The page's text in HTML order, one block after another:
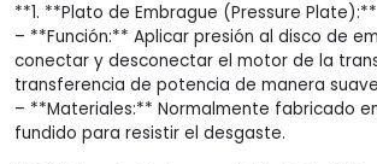
**1. **Plato de Embrague (Pressure Plate):**
– **Función:** Aplicar presión al disco de
conectar y desconectar el motor de la
transferencia de potencia de manera
– **Materiales:** Normalmente fabricado
fundido para resistir el desgaste.